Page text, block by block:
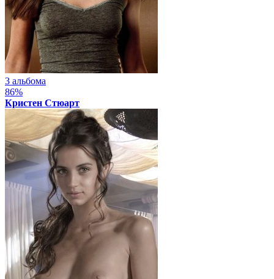
3 альбома
86%
Кристен Стюарт